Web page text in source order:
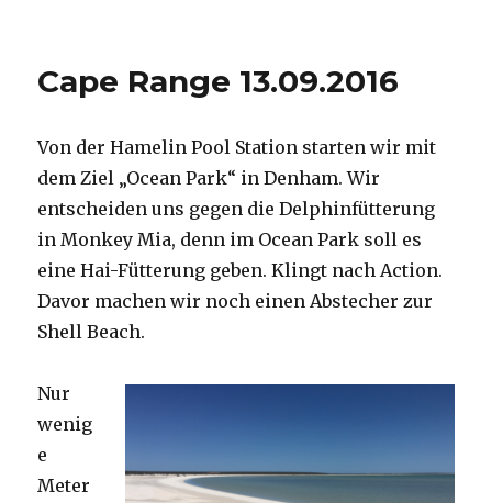
Cape Range 13.09.2016
Von der Hamelin Pool Station starten wir mit
dem Ziel „Ocean Park“ in Denham. Wir
entscheiden uns gegen die Delphinfütterung
in Monkey Mia, denn im Ocean Park soll es
eine Hai-Fütterung geben. Klingt nach Action.
Davor machen wir noch einen Abstecher zur
Shell Beach.
Nur
wenig
e
Meter